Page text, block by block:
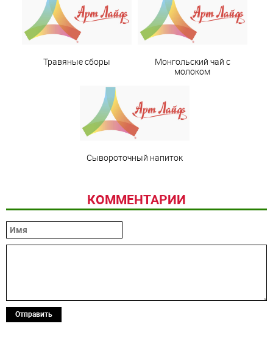
Травяные сборы
Монгольский чай с
молоком
Сывороточный напиток
КОММЕНТАРИИ
Отправить